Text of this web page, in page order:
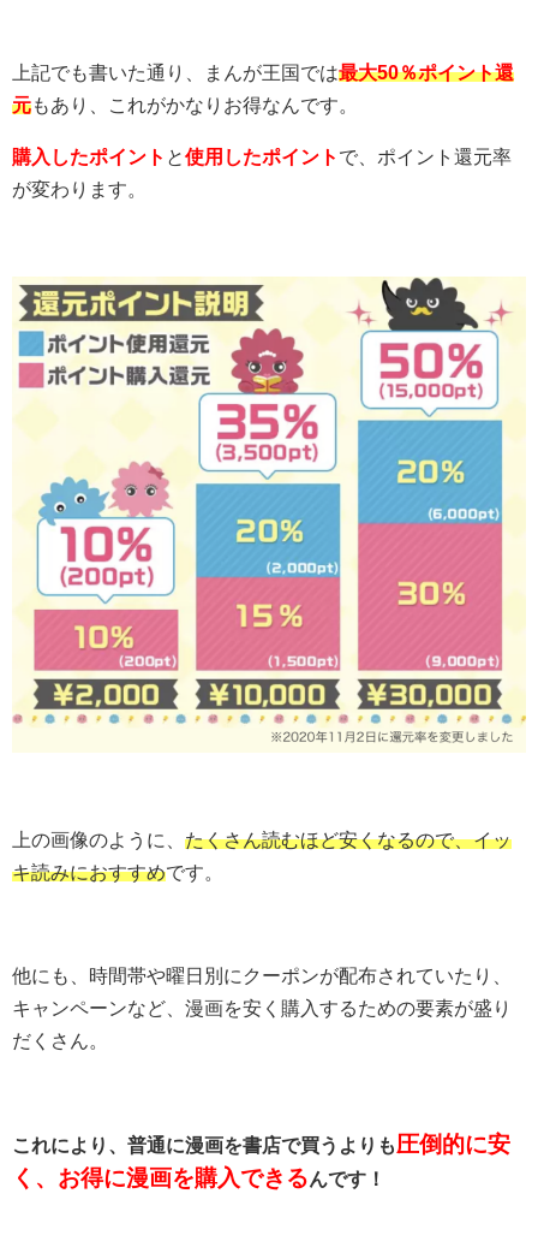
上記でも書いた通り、まんが王国では最大50％ポイント還
元もあり、これがかなりお得なんです。
購入したポイント と使用したポイント で、ポイント還元率
が変わります。
上の画像のように、 たくさん読むほど安くなるので、イッ
キ読みにおすすめです。
他にも、時間帯や曜日別にクーポンが配布されていたり、
キャンペーンなど、漫画を安く購入するための要素が盛り
だくさん。
これにより、普通に漫画を書店で買うよりも圧倒的に安
く、お得に漫画を購入できるんです！